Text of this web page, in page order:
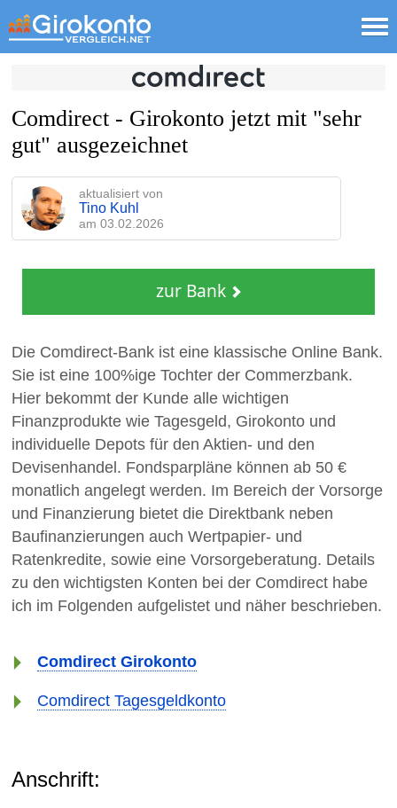
Comdirect - Girokonto jetzt mit "sehr
gut" ausgezeichnet
aktualisiert von
Tino Kuhl
am 03.02.2026
zur Bank
Die Comdirect-Bank ist eine klassische Online Bank.
Sie ist eine 100%ige Tochter der Commerzbank.
Hier bekommt der Kunde alle wichtigen
Finanzprodukte wie Tagesgeld, Girokonto und
individuelle Depots für den Aktien- und den
Devisenhandel. Fondsparpläne können ab 50 €
monatlich angelegt werden. Im Bereich der Vorsorge
und Finanzierung bietet die Direktbank neben
Baufinanzierungen auch Wertpapier- und
Ratenkredite, sowie eine Vorsorgeberatung. Details
zu den wichtigsten Konten bei der Comdirect habe
ich im Folgenden aufgelistet und näher beschrieben.
Comdirect Girokonto
Comdirect Tagesgeldkonto
Anschrift: